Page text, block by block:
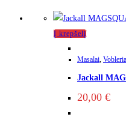
Į krepšelį
Masalai,
Jackall
20,00 €